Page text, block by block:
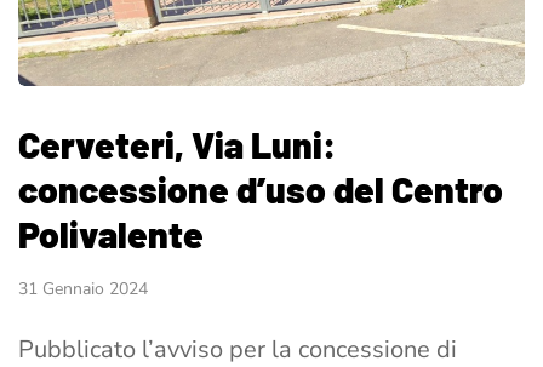
Cerveteri, Via Luni:
concessione d’uso del Centro
Polivalente
31 Gennaio 2024
Pubblicato l’avviso per la concessione di